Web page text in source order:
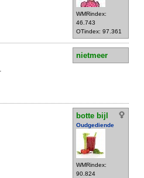
WMRindex:
46.743
OTindex: 97.361
nietmeer
botte bijl
Oudgediende
WMRindex:
90.824